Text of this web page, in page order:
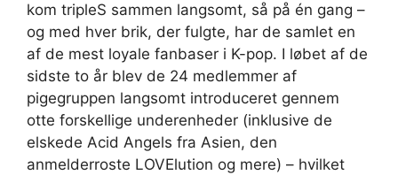
kom tripleS sammen langsomt, så på én gang –
og med hver brik, der fulgte, har de samlet en
af ​​de mest loyale fanbaser i K-pop. I løbet af de
sidste to år blev de 24 medlemmer af
pigegruppen langsomt introduceret gennem
otte forskellige underenheder (inklusive de
elskede Acid Angels fra Asien, den
anmelderroste LOVElution og mere) – hvilket